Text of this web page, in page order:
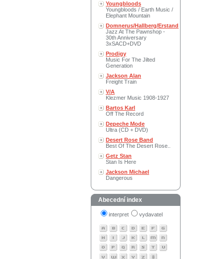
Youngbloods
Youngbloods / Earth Music /
Elephant Mountain
Domnerus/Hallberg/Erstand
Jazz At The Pawnshop -
30th Anniversary
3xSACD+DVD
Prodigy
Music For The Jilted
Generation
Jackson Alan
Freight Train
V/A
Klezmer Music 1908-1927
Bartos Karl
Off The Record
Depeche Mode
Ultra (CD + DVD)
Desert Rose Band
Best Of The Desert Rose..
Getz Stan
Stan Is Here
Jackson Michael
Dangerous
Abecední index
interpret vydavatel